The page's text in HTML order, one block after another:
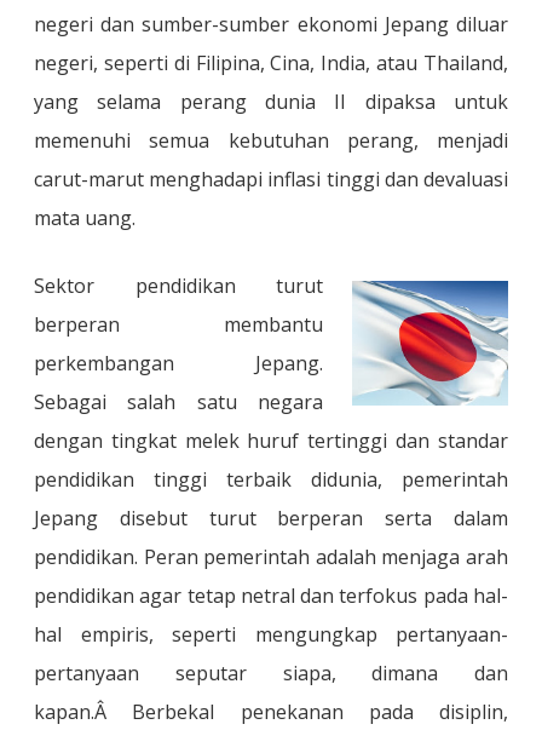
negeri dan sumber-sumber ekonomi Jepang diluar
negeri, seperti di Filipina, Cina, India, atau Thailand,
yang selama perang dunia II dipaksa untuk
memenuhi semua kebutuhan perang, menjadi
carut-marut menghadapi inflasi tinggi dan devaluasi
mata uang.
Sektor pendidikan turut
berperan membantu
perkembangan Jepang.
Sebagai salah satu negara
dengan tingkat melek huruf tertinggi dan standar
pendidikan tinggi terbaik didunia, pemerintah
Jepang disebut turut berperan serta dalam
pendidikan. Peran pemerintah adalah menjaga arah
pendidikan agar tetap netral dan terfokus pada hal-
hal empiris, seperti mengungkap pertanyaan-
pertanyaan seputar siapa, dimana dan
kapan.Â Berbekal penekanan pada disiplin,